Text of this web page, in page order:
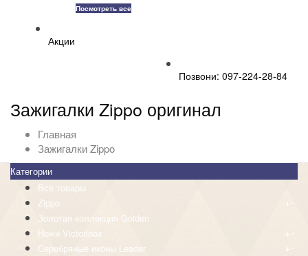
Посмотреть все
Акции
Позвони: 097-224-28-84
Зажигалки Zippo оригинал
Главная
Зажигалки Zippo
Категории
Все товары
Zippo
+-
Золотая коллекция Golden
Ножи Victorinox
+-
Серебряные иконы Leader +-